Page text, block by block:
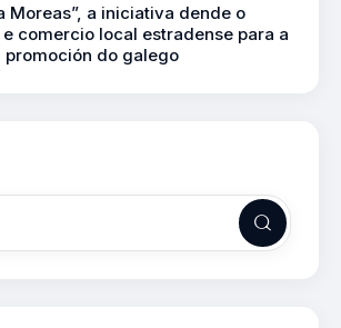
Moreas”, a iniciativa dende o
comercio local estradense para a
promoción do galego